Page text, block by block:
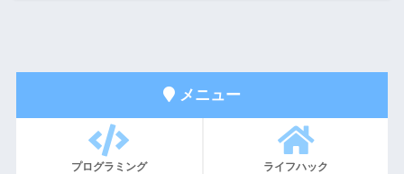
メニュー
プログラミング ライフハック